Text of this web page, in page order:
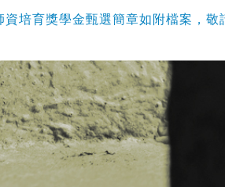
資培育獎學金甄選簡章如附檔案，敬